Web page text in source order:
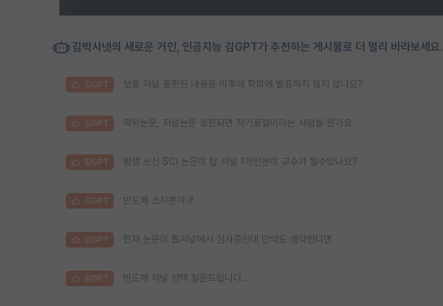
김박사넷의 새로운 거인, 인공지능 김GPT가 추천하는 게시물로 더 멀리 바라보세요.
김GPT 보통 저널 출판된 내용을 이후에 학회에 발표하지 않지 않나요?
김GPT 학위논문, 저널논문 호환되면 자기표절이라는 사람들 뭔가요
김GPT 평생 쓰신 SCI 논문이 탑 저널 1개인분이 교수가 될수있나요?
김GPT 반도체 소자분야 if
김GPT 현재 논문이 톱저널에서 심사중인데 만약도 생각한다면
김GPT 반도체 저널 선택 질문드립니다..